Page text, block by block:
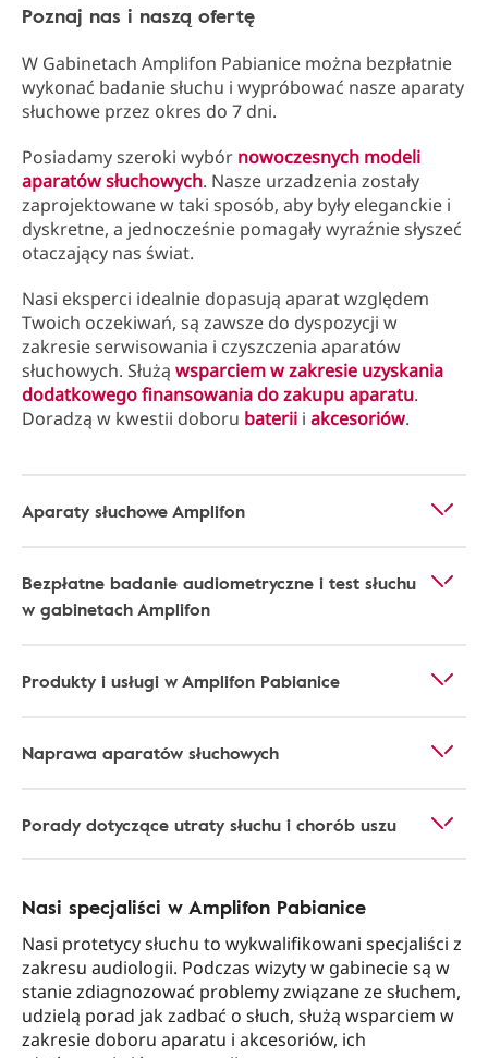
Poznaj nas i naszą ofertę
W Gabinetach Amplifon Pabianice można bezpłatnie
wykonać badanie słuchu i wypróbować nasze aparaty
słuchowe przez okres do 7 dni.
Posiadamy szeroki wybór nowoczesnych modeli
aparatów słuchowych. Nasze urzadzenia zostały
zaprojektowane w taki sposób, aby były eleganckie i
dyskretne, a jednocześnie pomagały wyraźnie słyszeć
otaczający nas świat.
Nasi eksperci idealnie dopasują aparat względem
Twoich oczekiwań, są zawsze do dyspozycji w
zakresie serwisowania i czyszczenia aparatów
słuchowych. Służą wsparciem w zakresie uzyskania
dodatkowego finansowania do zakupu aparatu.
Doradzą w kwestii doboru baterii i akcesoriów.
Aparaty słuchowe Amplifon
Bezpłatne badanie audiometryczne i test słuchu
w gabinetach Amplifon
Produkty i usługi w Amplifon Pabianice
Naprawa aparatów słuchowych
Porady dotyczące utraty słuchu i chorób uszu
Nasi specjaliści w Amplifon Pabianice
Nasi protetycy słuchu to wykwalifikowani specjaliści z
zakresu audiologii. Podczas wizyty w gabinecie są w
stanie zdiagnozować problemy związane ze słuchem,
udzielą porad jak zadbać o słuch, służą wsparciem w
zakresie doboru aparatu i akcesoriów, ich